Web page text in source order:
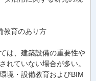
教育のあり方
は、建築設備の重要性や
れていない場合が多い。
境・設備教育およびBIM